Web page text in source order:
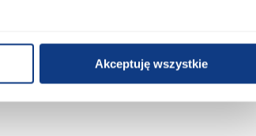
Akceptuję wszystkie